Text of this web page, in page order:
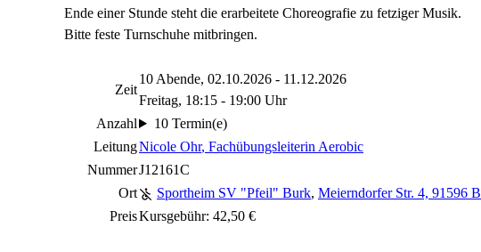
Ende einer Stunde steht die erarbeitete Choreografie zu fetziger Musik.
Bitte feste Turnschuhe mitbringen.
Zeit
10 Abende, 02.10.2026 - 11.12.2026
Freitag, 18:15 - 19:00 Uhr
Anzahl
10 Termin(e)
LeitungNicole Ohr, Fachübungsleiterin Aerobic
NummerJ12161C
Ort
Sportheim SV "Pfeil" Burk, Meierndorfer Str. 4, 91596
PreisKursgebühr: 42,50 €